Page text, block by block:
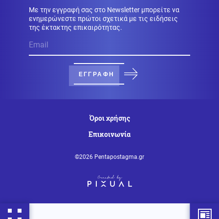
Κόσμος 08.08.2026 - 15:34
των ΗΑΕ
08.08.2026 - 15:25
Λευκάδα: Συνελήφθη 58χρονος για ενδοοικογενειακή
βία
08.08.2026 - 15:10
Με την εγγραφή σας στο Newsletter μπορείτε να
ενημερώνεστε πρώτοι σχετικά με τις ειδήσεις
της έκτακτης επικαιρότητας.
ΕΓΓΡΑΦΗ
Όροι χρήσης
Επικοινωνία
©2026 Pentapostagma.gr